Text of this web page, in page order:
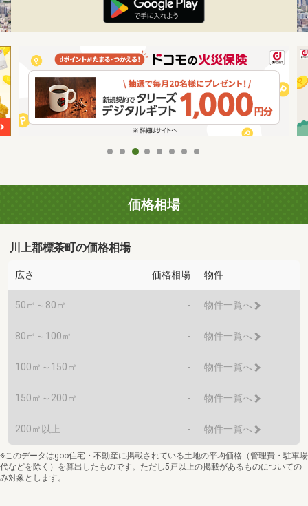
価格相場
川上郡標茶町の価格相場
広さ 価格相場 物件
50㎡～80㎡ - 物件一覧へ
80㎡～100㎡ - 物件一覧へ
100㎡～150㎡ - 物件一覧へ
150㎡～200㎡ - 物件一覧へ
200㎡以上 - 物件一覧へ
※このデータはgoo住宅・不動産に掲載されている土地の平均価格（管理費・駐車場
代などを除く）を算出したものです。ただし5戸以上の掲載があるものについての
み対象とします。